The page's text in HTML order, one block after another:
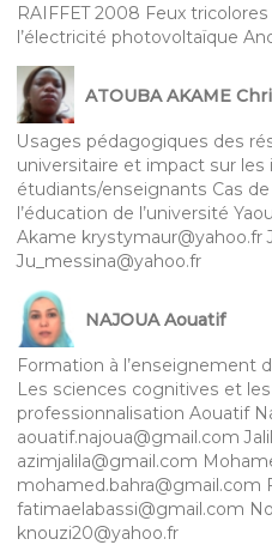
RAIFFET 2008 Feux
l’électricité photovoltaïque
ATOUBA AKAME
Usages pédagogiques des
universitaire et impact sur les
étudiants/enseignants Cas
l’éducation de l’université
Akame krystymaur@yahoo.fr
Ju_messina@yahoo.fr
NAJOUA Aouatif
Formation à l’enseignement
Les sciences cognitives et
professionnalisation Aouatif
aouatif.najoua@gmail.com
azimjalila@gmail.com
mohamed.bahra@gmail.com
fatimaelabassi@gmail.com
knouzi20@yahoo.fr